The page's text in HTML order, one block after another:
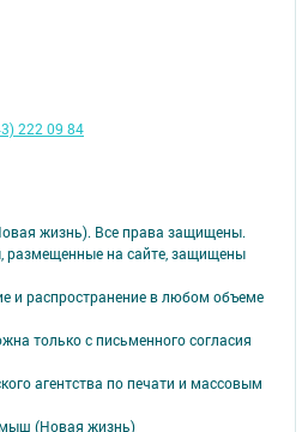
жизнь). Все права защищены.
на сайте, защищены
и распространение в любом объеме
только с письменного согласия
агентства по печати и массовым
(Новая жизнь)
222 09 84